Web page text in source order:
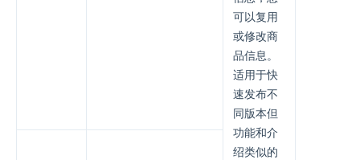
可以复用
或修改商
品信息。
适用于快
速发布不
同版本但
功能和介
绍类似的